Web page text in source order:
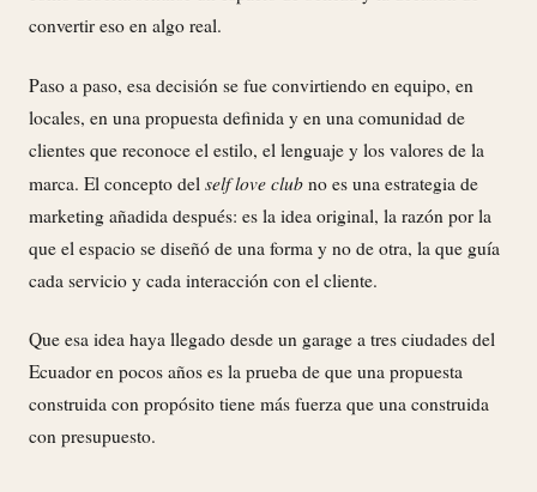
convertir eso en algo real.
Paso a paso, esa decisión se fue convirtiendo en equipo, en
locales, en una propuesta definida y en una comunidad de
clientes que reconoce el estilo, el lenguaje y los valores de la
marca. El concepto del self love club no es una estrategia de
marketing añadida después: es la idea original, la razón por la
que el espacio se diseñó de una forma y no de otra, la que guía
cada servicio y cada interacción con el cliente.
Que esa idea haya llegado desde un garage a tres ciudades del
Ecuador en pocos años es la prueba de que una propuesta
construida con propósito tiene más fuerza que una construida
con presupuesto.